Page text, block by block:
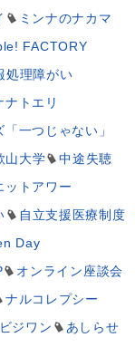
ミンナのナカマ
FACTORY
処理障がい
ナトエリ
「一つじゃない」
山大学
中途失聴
ットアワー
自立支援医療制度
Day
オンライン座談会
ナルコレプシー
ビジワン
あしらせ